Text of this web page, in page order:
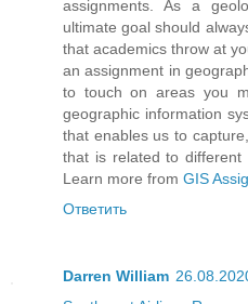
assignments. As a
ultimate goal should
that academics throw at
an assignment in
to touch on areas you
geographic information
that enables us to
that is related to different
Learn more from GIS
Ответить
Darren William